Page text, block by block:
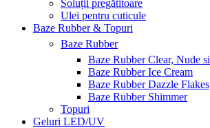
Soluții pregătitoare
Ulei pentru cuticule
Baze Rubber & Topuri
Baze Rubber
Baze Rubber Clear, Nude
Baze Rubber Ice Cream
Baze Rubber Dazzle Flakes
Baze Rubber Shimmer
Topuri
Geluri LED/UV